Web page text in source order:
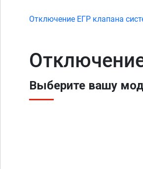
Отключение ЕГР клапана
Выберите вашу